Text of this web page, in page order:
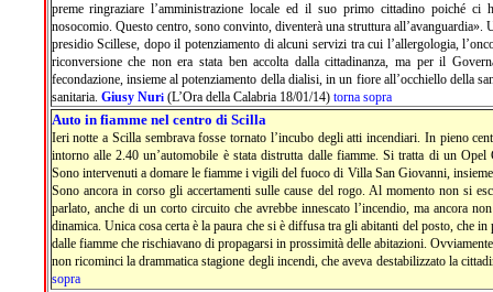
preme ringraziare l’amministrazione locale ed il suo primo cittadino poiché ci
nosocomio. Questo centro, sono convinto, diventerà una struttura
presidio Scillese, dopo il potenziamento di alcuni servizi tra cui l’allergologia,
riconversione che non era stata ben accolta dalla cittadinanza, ma per il
fecondazione, insieme al potenziamento della dialisi, in un fiore all’occhiello della
sanitaria. Giusy Nuri(L’Ora della Calabria 18/01/14) torna sopra
Auto in fiamme nel centro di Scilla
Ieri notte a Scilla sembrava fosse tornato l’incubo degli atti incendiari. In pieno
intorno alle 2.40 un’automobile è stata distrutta dalle fiamme. Si tratta di un
Sono intervenuti a domare le fiamme i vigili del fuoco di Villa San Giovanni,
Sono ancora in corso gli accertamenti sulle cause del rogo. Al momento non si
parlato, anche di un corto circuito che avrebbe innescato l’incendio, ma ancora
dinamica. Unica cosa certa è la paura che si è diffusa tra gli abitanti del posto, che
dalle fiamme che rischiavano di propagarsi in prossimità delle abitazioni.
non ricominci la drammatica stagione degli incendi, che aveva destabilizzato la
sopra